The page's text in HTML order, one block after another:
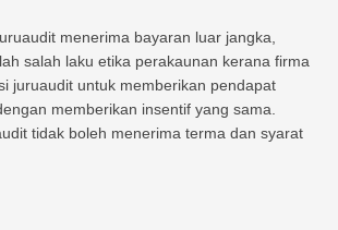
menerima bayaran luar jangka,
salah laku etika perakaunan kerana firma
juruaudit untuk memberikan pendapat
memberikan insentif yang sama.
tidak boleh menerima terma dan syarat